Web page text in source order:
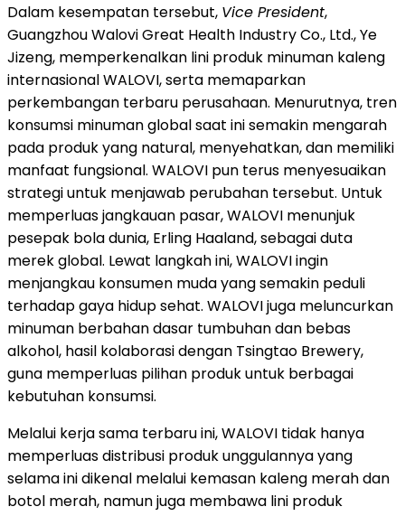
Dalam kesempatan tersebut, Vice President,
Guangzhou Walovi Great Health Industry Co., Ltd., Ye
Jizeng, memperkenalkan lini produk minuman kaleng
internasional WALOVI, serta memaparkan
perkembangan terbaru perusahaan. Menurutnya, tren
konsumsi minuman global saat ini semakin mengarah
pada produk yang natural, menyehatkan, dan memiliki
manfaat fungsional. WALOVI pun terus menyesuaikan
strategi untuk menjawab perubahan tersebut. Untuk
memperluas jangkauan pasar, WALOVI menunjuk
pesepak bola dunia, Erling Haaland, sebagai duta
merek global. Lewat langkah ini, WALOVI ingin
menjangkau konsumen muda yang semakin peduli
terhadap gaya hidup sehat. WALOVI juga meluncurkan
minuman berbahan dasar tumbuhan dan bebas
alkohol, hasil kolaborasi dengan Tsingtao Brewery,
guna memperluas pilihan produk untuk berbagai
kebutuhan konsumsi.
Melalui kerja sama terbaru ini, WALOVI tidak hanya
memperluas distribusi produk unggulannya yang
selama ini dikenal melalui kemasan kaleng merah dan
botol merah, namun juga membawa lini produk